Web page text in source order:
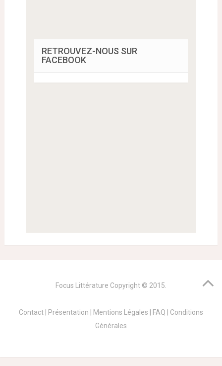
RETROUVEZ-NOUS SUR
FACEBOOK
Focus Littérature Copyright © 2015.
Contact Présentation Mentions Légales FAQ
Conditions
Générales